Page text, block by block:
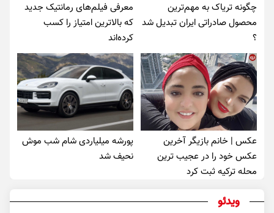
چگونه تریاک به مهم‌ترین
محصول صادراتی ایران تبدیل شد
؟
معرفی فیلم‌های رمانتیک جدید
که بالاترین امتیاز را کسب
کرده‌اند
عکس | خانم بازیگر آخرین
عکس خود را در عجیب ترین
محله ترکیه ثبت کرد
پورشه میلیاردی شام شب موش‌
نحیف شد
ویدئو